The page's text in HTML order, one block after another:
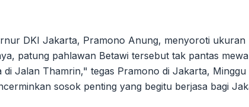
DKI Jakarta, Pramono Anung, menyoroti ukuran
patung pahlawan Betawi tersebut tak pantas
di Jalan Thamrin," tegas Pramono di Jakarta,
sosok penting yang begitu berjasa bagi